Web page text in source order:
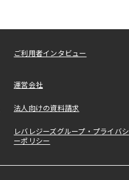
ご利用者インタビュー
運営会社
法人向けの資料請求
レバレジーズグループ・プライバシ
ーポリシー